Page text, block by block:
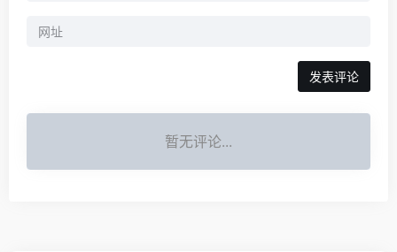
暂无评论...